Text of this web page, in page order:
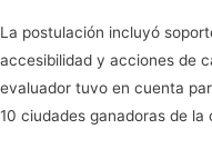
La postulación incluyó
accesibilidad y acciones de
evaluador tuvo en cuenta
10 ciudades ganadoras de la